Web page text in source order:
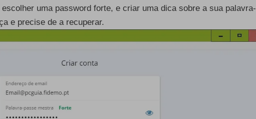
uma password forte, e criar uma dica sobre a sua palavra-
e precise de a recuperar.